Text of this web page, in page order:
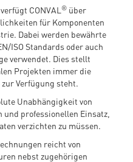
CONVAL ® über
für Komponenten
Dabei werden bewährte
ISO Standards oder auch
verwendet. Dies stellt
Projekten immer die
Verfügung steht.
Unabhängigkeit von
professionellen Einsatz,
verzichten zu müssen.
reicht von
nebst zugehörigen